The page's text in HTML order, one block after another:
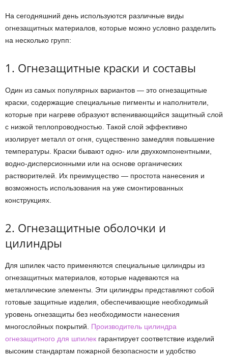
На сегодняшний день используются различные виды
огнезащитных материалов, которые можно условно разделить
на несколько групп:
1. Огнезащитные краски и составы
Один из самых популярных вариантов — это огнезащитные
краски, содержащие специальные пигменты и наполнители,
которые при нагреве образуют вспенивающийся защитный слой
с низкой теплопроводностью. Такой слой эффективно
изолирует металл от огня, существенно замедляя повышение
температуры. Краски бывают одно- или двухкомпонентными,
водно-дисперсионными или на основе органических
растворителей. Их преимущество — простота нанесения и
возможность использования на уже смонтированных
конструкциях.
2. Огнезащитные оболочки и
цилиндры
Для шпилек часто применяются специальные цилиндры из
огнезащитных материалов, которые надеваются на
металлические элементы. Эти цилиндры представляют собой
готовые защитные изделия, обеспечивающие необходимый
уровень огнезащиты без необходимости нанесения
многослойных покрытий. Производитель цилиндра
огнезащитного для шпилек гарантирует соответствие изделий
высоким стандартам пожарной безопасности и удобство